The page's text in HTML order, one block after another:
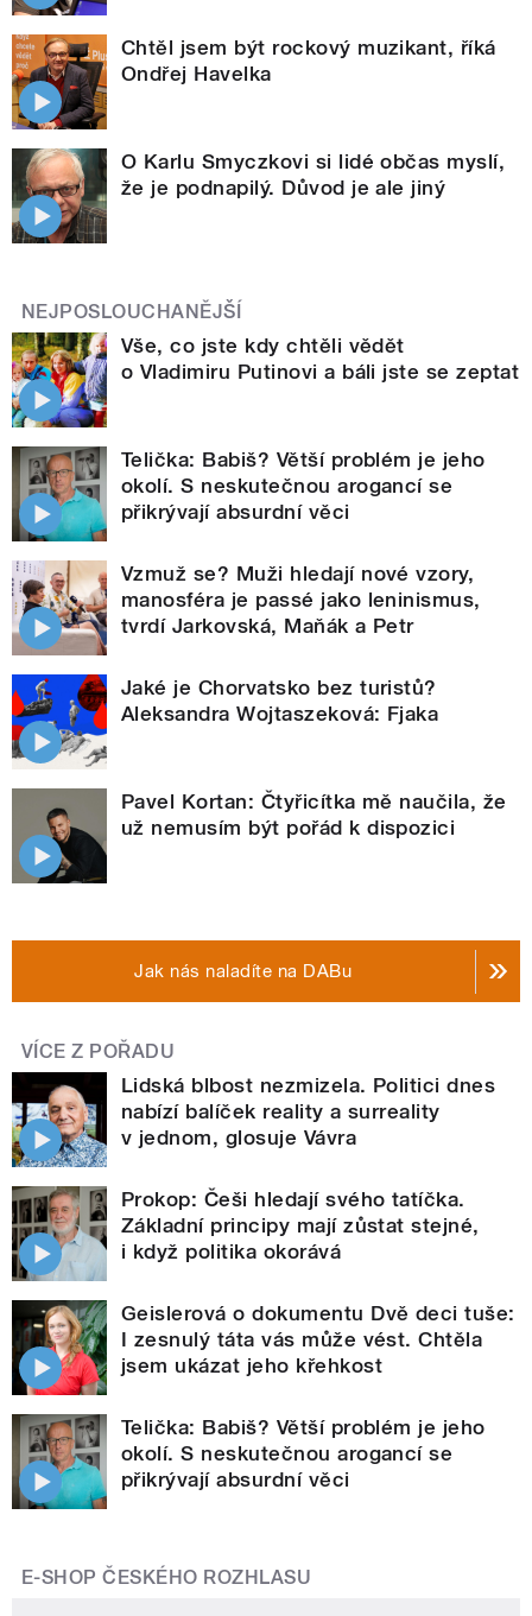
Chtěl jsem být rockový muzikant, říká
Ondřej Havelka
O Karlu Smyczkovi si lidé občas myslí,
že je podnapilý. Důvod je ale jiný
NEJPOSLOUCHANĚJŠÍ
Vše, co jste kdy chtěli vědět
o Vladimiru Putinovi a báli jste se zeptat
Telička: Babiš? Větší problém je jeho
okolí. S neskutečnou arogancí se
přikrývají absurdní věci
Vzmuž se? Muži hledají nové vzory,
manosféra je passé jako leninismus,
tvrdí Jarkovská, Maňák a Petr
Jaké je Chorvatsko bez turistů?
Aleksandra Wojtaszeková: Fjaka
Pavel Kortan: Čtyřicítka mě naučila, že
už nemusím být pořád k dispozici
Jak nás naladíte na DABu
VÍCE Z POŘADU
Lidská blbost nezmizela. Politici dnes
nabízí balíček reality a surreality
v jednom, glosuje Vávra
Prokop: Češi hledají svého tatíčka.
Základní principy mají zůstat stejné,
i když politika okorává
Geislerová o dokumentu Dvě deci tuše:
I zesnulý táta vás může vést. Chtěla
jsem ukázat jeho křehkost
Telička: Babiš? Větší problém je jeho
okolí. S neskutečnou arogancí se
přikrývají absurdní věci
E-SHOP ČESKÉHO ROZHLASU